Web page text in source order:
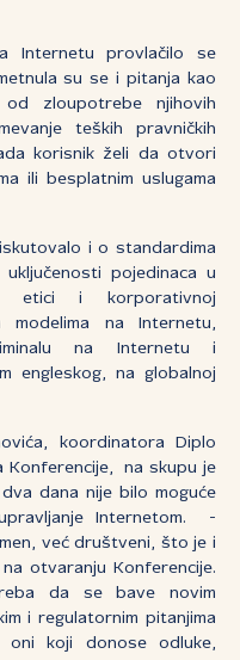
Internetu provlačilo se
su se i pitanja kao
zloupotrebe njihovih
teških pravničkih
korisnik želi da otvori
ili besplatnim uslugama
i o standardima
pojedinaca u
etici i korporativnoj
modelima na Internetu,
na Internetu i
engleskog, na globalnoj
koordinatora Diplo
Konferencije, na skupu je
dana nije bilo moguće
Internetom. -
već društveni, što je i
otvaranju Konferencije.
da se bave novim
i regulatornim pitanjima
koji donose odluke,